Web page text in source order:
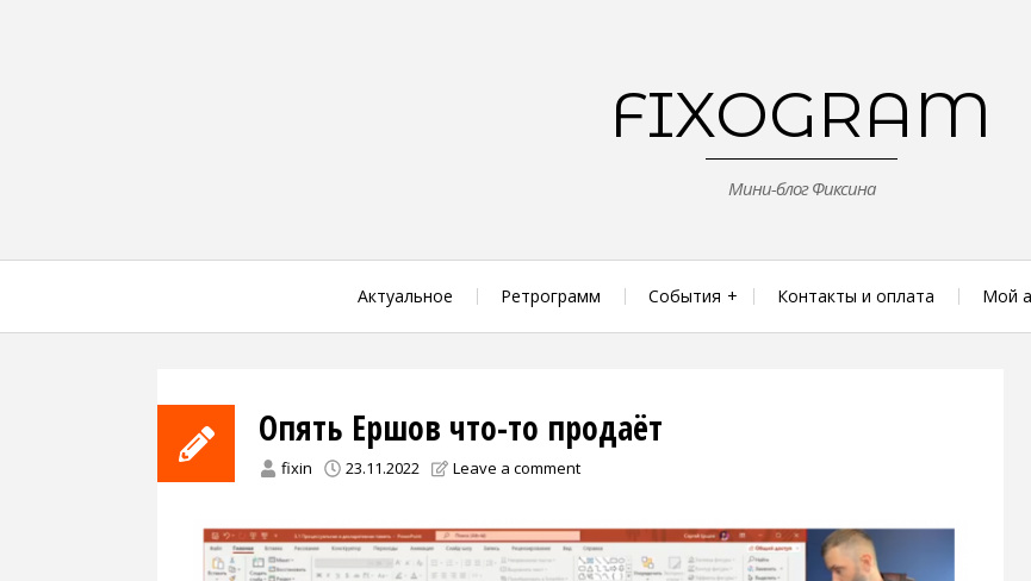
FIXOGRAM
Мини-блог Фиксина
Актуальное Ретрограмм События Контакты и оплата Мой
Опять Ершов что-то продаёт
fixin 23.11.2022 Leave a comment